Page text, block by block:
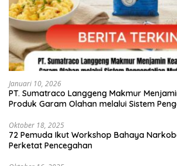
Januari 10, 2026
PT. Sumatraco Langgeng Makmur
Produk Garam Olahan melalui Sistem
Oktober 18, 2025
72 Pemuda Ikut Workshop Bahaya
Perketat Pencegahan